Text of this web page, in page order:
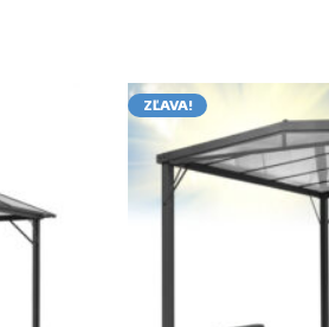
ZĽAVA!